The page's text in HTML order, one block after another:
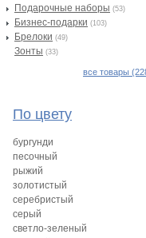
Подарочные наборы (53)
Бизнес-подарки (103)
Брелоки (49)
Зонты (33)
все товары
По цвету
бургунди
песочный
рыжий
золотистый
серебристый
серый
светло-зеленый